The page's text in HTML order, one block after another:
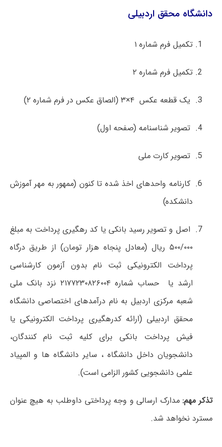
دانشگاه محقق اردبیلی
تکمیل فرم شماره ۱
تکمیل فرم شماره ۲
یک قطعه عکس ۴×۳ (الصاق عکس در فرم شماره ۲)
تصویر شناسنامه (صفحه اول)
تصویر کارت ملی
کارنامه واحدهای اخذ شده تا کنون (ممهور به مهر آموزش
دانشکده)
اصل و تصویر رسید بانکی یا کد رهگیری پرداخت به مبلغ
۵۰۰/۰۰۰ ریال (معادل پنجاه هزار تومان) از طریق درگاه
پرداخت الکترونیکی ثبت نام بدون آزمون کارشناسی
ارشد یا حساب شماره ۲۱۷۷۲۳۰۸۲۶۰۰۴ نزد بانک ملی
شعبه مرکزی اردبیل به نام درآمدهای اختصاصی دانشگاه
محقق اردبیلی (ارائه کدرهگیری پرداخت الکترونیکی یا
فیش پرداخت بانکی برای کلیه ثبت نام کنندگان،
دانشجویان داخل دانشگاه ، سایر دانشگاه ها و المپیاد
علمی دانشجویی کشور الزامی است).
تذکر مهم: مدارک ارسالی و وجه پرداختی داوطلب به هیچ عنوان
مسترد نخواهد شد.